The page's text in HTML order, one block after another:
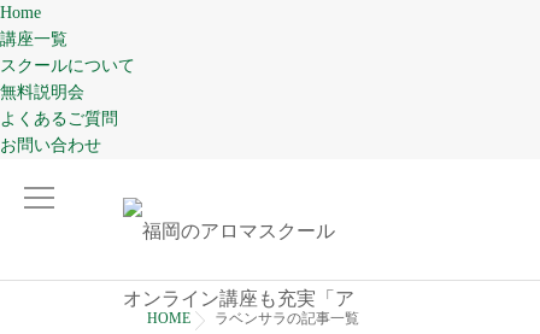
Home
講座一覧
スクールについて
無料説明会
よくあるご質問
お問い合わせ
HOME ラベンサラの記事一覧